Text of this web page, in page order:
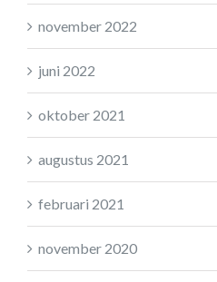
november 2022
juni 2022
oktober 2021
augustus 2021
februari 2021
november 2020